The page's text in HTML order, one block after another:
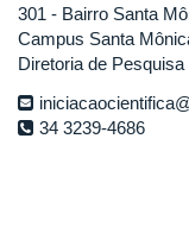
301 - Bairro Santa
Campus Santa
Diretoria de Pesquisa
34 3239-4686